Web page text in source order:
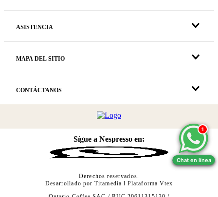
1
Chat en línea
ASISTENCIA
MAPA DEL SITIO
CONTÁCTANOS
Sígue a Nespresso en:
Derechos reservados.
Desarrollado porTitamedia l Plataforma Vtex
1
Chat en línea